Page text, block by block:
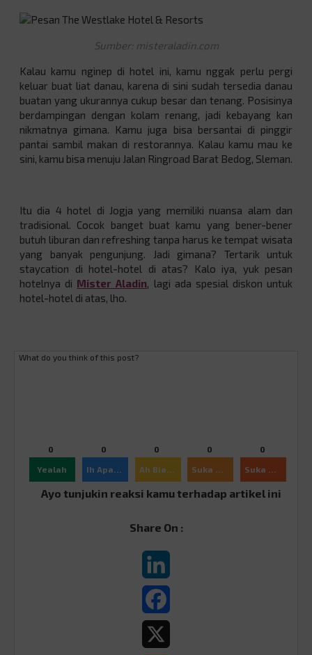
Sumber: misteraladin.com
Kalau kamu nginep di hotel ini, kamu nggak perlu pergi
keluar buat liat danau, karena di sini sudah tersedia danau
buatan yang ukurannya cukup besar dan tenang. Posisinya
berdampingan dengan kolam renang, jadi kebayang kan
nikmatnya gimana. Kamu juga bisa bersantai di pinggir
pantai sambil makan di restorannya. Kalau kamu mau ke
sini, kamu bisa menuju Jalan Ringroad Barat Bedog, Sleman.
Itu dia 4 hotel di Jogja yang memiliki nuansa alam dan
tradisional. Cocok banget buat kamu yang bener-bener
butuh liburan dan refreshing tanpa harus ke tempat wisata
yang banyak pengunjung. Jadi gimana? Tertarik untuk
staycation di hotel-hotel di atas? Kalo iya, yuk pesan
hotelnya di Mister Aladin, lagi ada spesial diskon untuk
hotel-hotel di atas, lho.
What do you think of this post?
0
Yealah
0 0 0 0
Ayo tunjukin reaksi kamu terhadap artikel ini
Share On :